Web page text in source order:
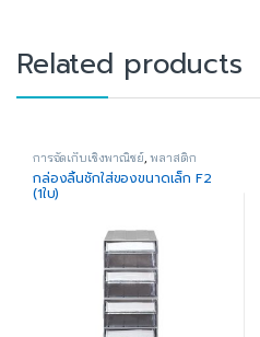
Related products
การจัดเก็บเชิงพาณิชย์,พลาสติก
อุตสาหกรรม
กล่องลิ้นชักใส่ของขนาดเล็ก F2
(1ใบ)